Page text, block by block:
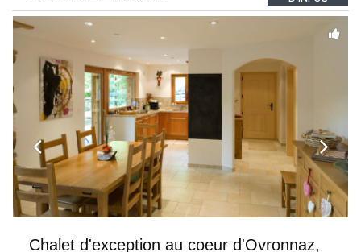
duplex 2,5 pièces, duplex 4,5 pièces avec...
Chalet d'exception au coeur d'Ovronnaz,